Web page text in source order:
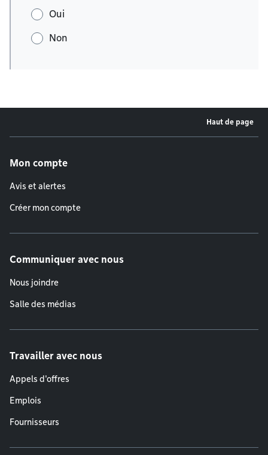
Oui
Non
Haut de page
Mon compte
Avis et alertes
Créer mon compte
Communiquer avec nous
Nous joindre
Salle des médias
Travailler avec nous
Appels d'offres
Emplois
Fournisseurs